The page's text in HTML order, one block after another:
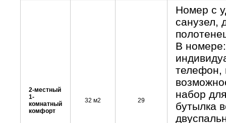
2-местный
1-
комнатный
комфорт
32 м2 29
Номер с
санузел,
В
телефон,
набор
бутылка